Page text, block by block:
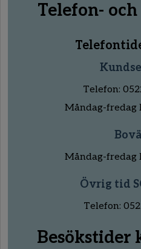
Telefon-
Telefon:
Måndag-fredag
Måndag-fredag
Övrig tid
Telefon:
Besökstider